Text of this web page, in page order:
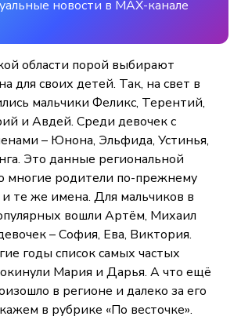
новости в MAX-канале
области порой выбирают
для своих детей. Так, на свет в
мальчики Феликс, Терентий,
и Авдей. Среди девочек с
– Юнона, Эльфида, Устинья,
Это данные региональной
многие родители по-прежнему
те же имена. Для мальчиков в
вошли Артём, Михаил
– София, Ева, Виктория.
годы список самых частых
Мария и Дарья. А что ещё
в регионе и далеко за его
в рубрике «По весточке».